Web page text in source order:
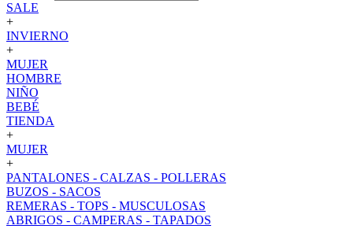
SALE
+
INVIERNO
+
MUJER
HOMBRE
NIÑO
BEBÉ
TIENDA
+
MUJER
+
PANTALONES - CALZAS - POLLERAS
BUZOS - SACOS
REMERAS - TOPS - MUSCULOSAS
ABRIGOS - CAMPERAS - TAPADOS